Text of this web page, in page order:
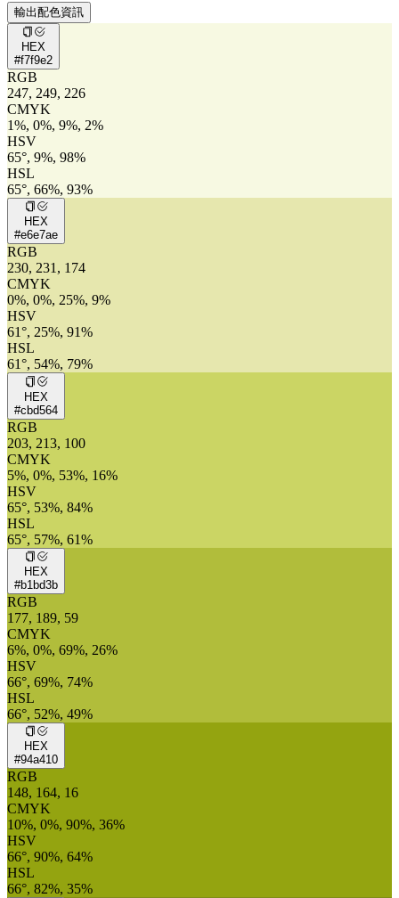
輸出配色資訊
HEX
#f7f9e2
RGB
247, 249, 226
CMYK
1%, 0%, 9%, 2%
HSV
65°, 9%, 98%
HSL
65°, 66%, 93%
HEX
#e6e7ae
RGB
230, 231, 174
CMYK
0%, 0%, 25%, 9%
HSV
61°, 25%, 91%
HSL
61°, 54%, 79%
HEX
#cbd564
RGB
203, 213, 100
CMYK
5%, 0%, 53%, 16%
HSV
65°, 53%, 84%
HSL
65°, 57%, 61%
HEX
#b1bd3b
RGB
177, 189, 59
CMYK
6%, 0%, 69%, 26%
HSV
66°, 69%, 74%
HSL
66°, 52%, 49%
HEX
#94a410
RGB
148, 164, 16
CMYK
10%, 0%, 90%, 36%
HSV
66°, 90%, 64%
HSL
66°, 82%, 35%